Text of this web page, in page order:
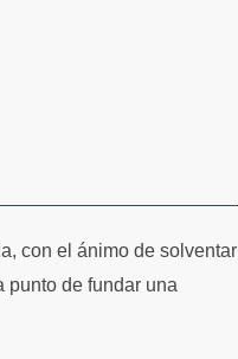
con el ánimo de solventar
punto de fundar una